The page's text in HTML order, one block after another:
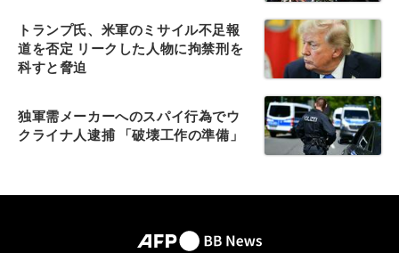
トランプ氏、米軍のミサイル不足報
道を否定 リークした人物に拘禁刑を
科すと脅迫
独軍需メーカーへのスパイ行為でウ
クライナ人逮捕 「破壊工作の準備」